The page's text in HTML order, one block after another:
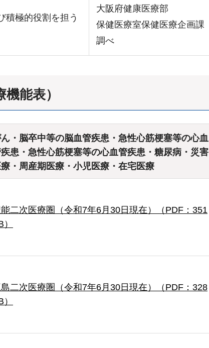
積極的役割を担う
大阪府健康医療部
保健医療室保健医療企画課
調べ
能表）
・脳卒中等の脳血管疾患・急性心筋梗塞等の心血
患・急性心筋梗塞等の心血管疾患・糖尿病・災害
療・周産期医療・小児医療・在宅医療
二次医療圏（令和7年6月30日現在）（PDF：351
二次医療圏（令和7年6月30日現在）（PDF：328